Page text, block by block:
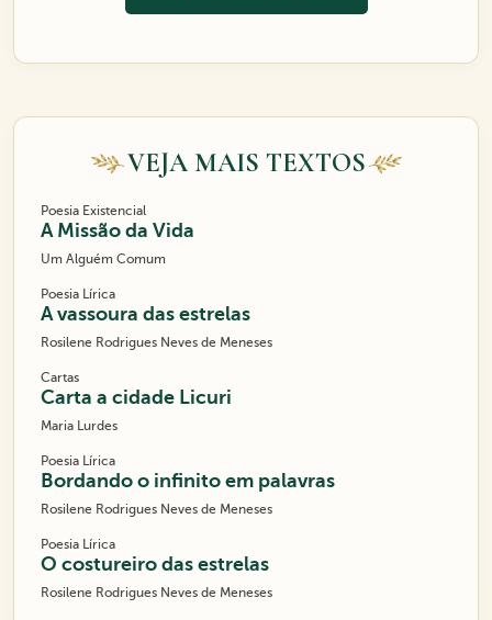
VEJA MAIS TEXTOS
Poesia Existencial
A Missão da Vida
Um Alguém Comum
Poesia Lírica
A vassoura das estrelas
Rosilene Rodrigues Neves de Meneses
Cartas
Carta a cidade Licuri
Maria Lurdes
Poesia Lírica
Bordando o infinito em palavras
Rosilene Rodrigues Neves de Meneses
Poesia Lírica
O costureiro das estrelas
Rosilene Rodrigues Neves de Meneses